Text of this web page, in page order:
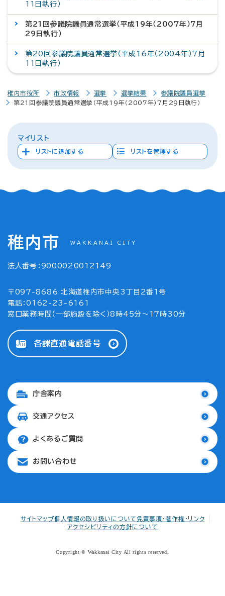
11日執行）
第21回参議院議員通常選挙（平成19年（2007年）7月
29日執行）
第20回参議院議員通常選挙（平成16年（2004年）7月
11日執行）
稚内市役所 市政情報 選挙 選挙結果
参議院議員選挙
第21回参議院議員通常選挙（平成19年（2007年）7月29日執行）
マイリスト
リストに追加する リストを管理する
稚内市 WAKKANAI CITY
法人番号：9000020012149
〒097-8686 北海道稚内市中央3丁目2番1号
電話：0162-23-6161
窓口業務時間（一部施設を除く）8時45分～17時30分
各課直通電話番号
庁舎案内
交通アクセス
よくあるご質問
お問い合わせ
サイトマップ個人情報の取り扱いについて免責事項・著作権・リンク
アクセシビリティの方針について
Copyright © Wakkanai City All rights reserved.